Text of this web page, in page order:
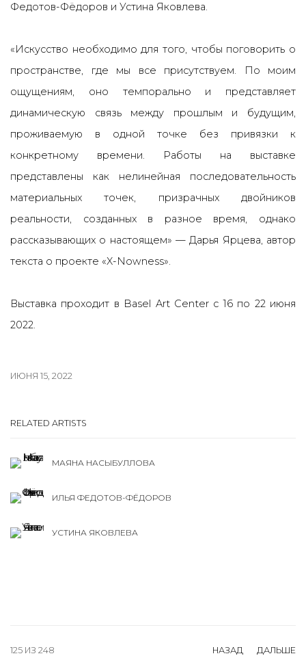
Федотов-Фёдоров и Устина Яковлева.
«Искусство необходимо для того, чтобы поговорить о
пространстве, где мы все присутствуем. По моим
ощущениям, оно темпорально и представляет
динамическую связь между прошлым и будущим,
проживаемую в одной точке без привязки к
конкретному времени. Работы на выставке
представлены как нелинейная последовательность
материальных точек, призрачных двойников
реальности, созданных в разное время, однако
рассказывающих о настоящем» — Дарья Ярцева, автор
текста о проекте «X-Nowness».
Выставка проходит в Basel Art Center с 16 по 22 июня
2022.
ИЮНЯ 15, 2022
RELATED ARTISTS
МАЯНА НАСЫБУЛЛОВА
ИЛЬЯ ФЕДОТОВ-ФЁДОРОВ
УСТИНА ЯКОВЛЕВА
НАЗАД ДАЛЬШЕ
125 ИЗ 248